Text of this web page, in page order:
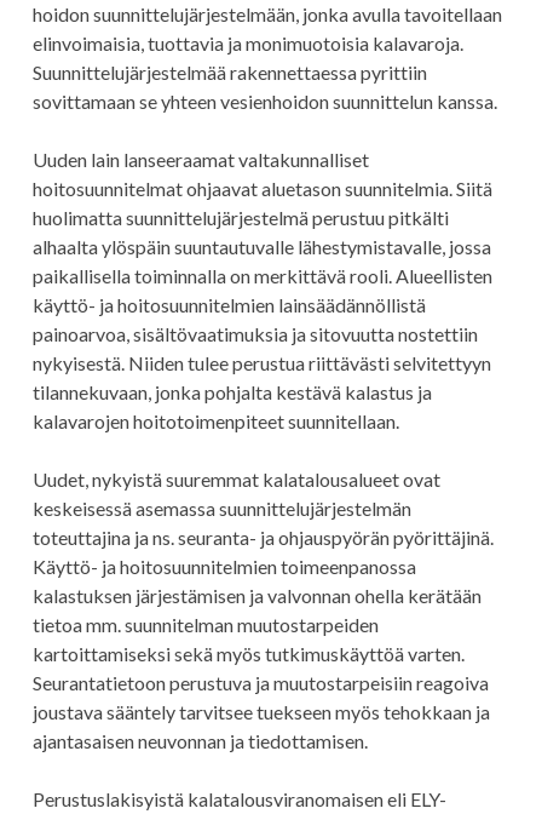
hoidon suunnittelujärjestelmään, jonka avulla tavoitellaan
elinvoimaisia, tuottavia ja monimuotoisia kalavaroja.
Suunnittelujärjestelmää rakennettaessa pyrittiin
sovittamaan se yhteen vesienhoidon suunnittelun kanssa.
Uuden lain lanseeraamat valtakunnalliset
hoitosuunnitelmat ohjaavat aluetason suunnitelmia. Siitä
huolimatta suunnittelujärjestelmä perustuu pitkälti
alhaalta ylöspäin suuntautuvalle lähestymistavalle, jossa
paikallisella toiminnalla on merkittävä rooli. Alueellisten
käyttö- ja hoitosuunnitelmien lainsäädännöllistä
painoarvoa, sisältövaatimuksia ja sitovuutta nostettiin
nykyisestä. Niiden tulee perustua riittävästi selvitettyyn
tilannekuvaan, jonka pohjalta kestävä kalastus ja
kalavarojen hoitotoimenpiteet suunnitellaan.
Uudet, nykyistä suuremmat kalatalousalueet ovat
keskeisessä asemassa suunnittelujärjestelmän
toteuttajina ja ns. seuranta- ja ohjauspyörän pyörittäjinä.
Käyttö- ja hoitosuunnitelmien toimeenpanossa
kalastuksen järjestämisen ja valvonnan ohella kerätään
tietoa mm. suunnitelman muutostarpeiden
kartoittamiseksi sekä myös tutkimuskäyttöä varten.
Seurantatietoon perustuva ja muutostarpeisiin reagoiva
joustava sääntely tarvitsee tuekseen myös tehokkaan ja
ajantasaisen neuvonnan ja tiedottamisen.
Perustuslakisyistä kalatalousviranomaisen eli ELY-